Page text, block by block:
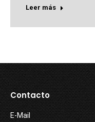
Leer más
Contacto
E-Mail